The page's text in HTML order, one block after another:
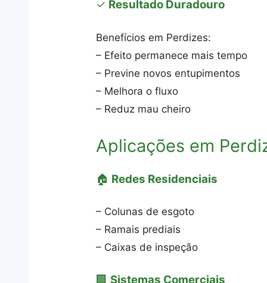
✓ Resultado Duradouro
Benefícios em Perdizes:
– Efeito permanece mais tempo
– Previne novos entupimentos
– Melhora o fluxo
– Reduz mau cheiro
Aplicações em
🏠 Redes Residenciais
– Colunas de esgoto
– Ramais prediais
– Caixas de inspeção
🏢 Sistemas Comerciais